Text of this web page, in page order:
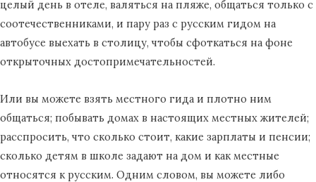
целый день в отеле, валяться на пляже, общаться только с
соотечественниками, и пару раз с русским гидом на
автобусе выехать в столицу, чтобы сфоткаться на фоне
открыточных достопримечательностей.
Или вы можете взять местного гида и плотно ним
общаться; побывать домах в настоящих местных жителей;
расспросить, что сколько стоит, какие зарплаты и пенсии;
сколько детям в школе задают на дом и как местные
относятся к русским. Одним словом, вы можете либо